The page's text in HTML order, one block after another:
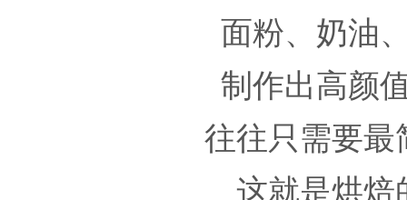
面粉、奶油
制作出高颜
往往只需要最
这就是烘焙